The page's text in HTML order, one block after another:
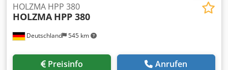
Deutschland 545 km
HOLZMA HPP 380
HOLZMA HPP 380
Preisinfo Anrufen